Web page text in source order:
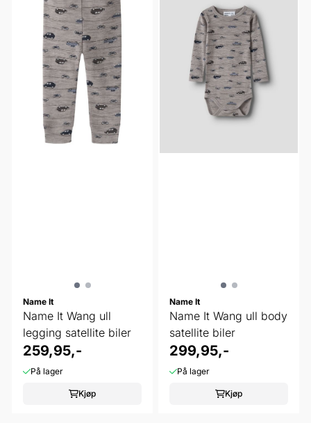
Name It
Name It Wang ull
legging satellite biler
259,95,-
På lager
Kjøp
Name It
Name It Wang ull body
satellite biler
299,95,-
På lager
Kjøp